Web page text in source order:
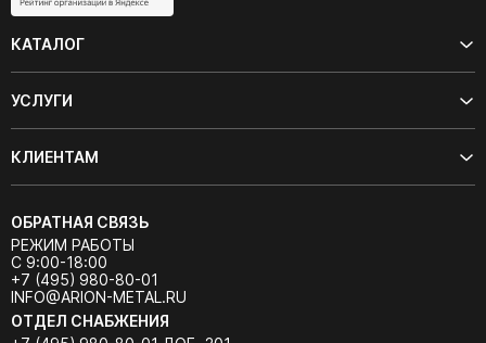
КАТАЛОГ
УСЛУГИ
КЛИЕНТАМ
ОБРАТНАЯ СВЯЗЬ
РЕЖИМ РАБОТЫ
С 9:00-18:00
+7 (495) 980-80-01
INFO@ARION-METAL.RU
ОТДЕЛ СНАБЖЕНИЯ